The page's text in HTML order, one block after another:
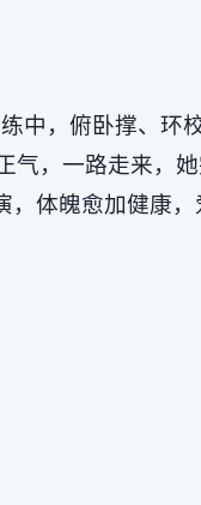
中，俯卧撑、环
气，一路走来，
体魄愈加健康